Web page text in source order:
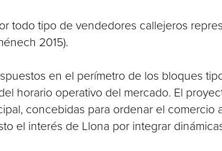
tipo de vendedores callejeros
2015).
en el perímetro de los bloques
horario operativo del mercado. El
concebidas para ordenar el comercio
el interés de Llona por integrar